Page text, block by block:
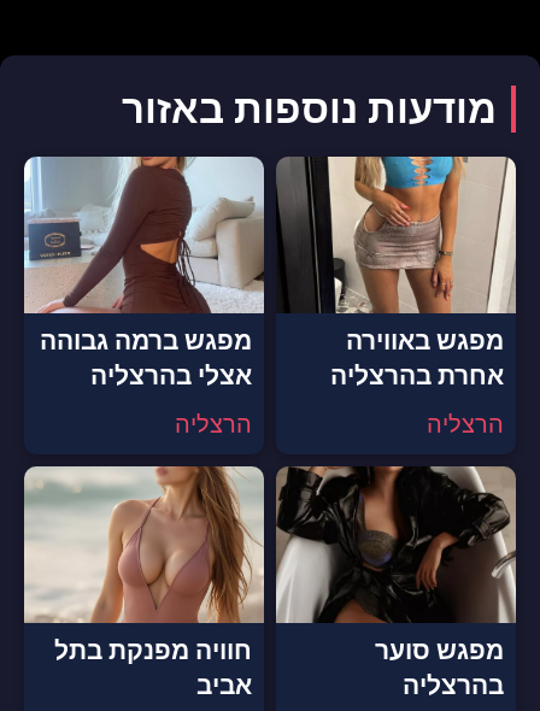
מודעות נוספות באזור
מפגש באווירה
אחרת בהרצליה
הרצליה
מפגש ברמה גבוהה
אצלי בהרצליה
הרצליה
מפגש סוער
בהרצליה
חוויה מפנקת בתל
אביב